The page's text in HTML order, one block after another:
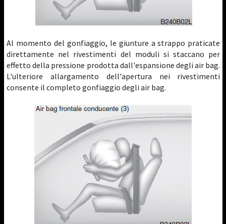
Al momento del gonfiaggio, le giunture a strappo praticate
direttamente nel rivestimenti del moduli si staccano per
effetto della pressione prodotta dall'espansione degli air bag.
L'ulteriore allargamento dell'apertura nei rivestimenti
consente il completo gonfiaggio degli air bag.